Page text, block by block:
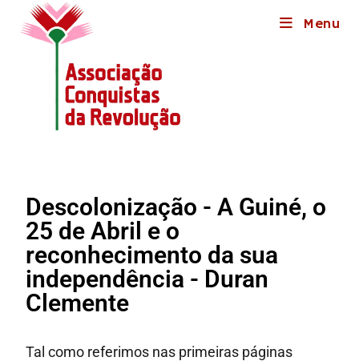
Menu
Descolonização - A Guiné, o
25 de Abril e o
reconhecimento da sua
independência - Duran
Clemente
Tal como referimos nas primeiras páginas